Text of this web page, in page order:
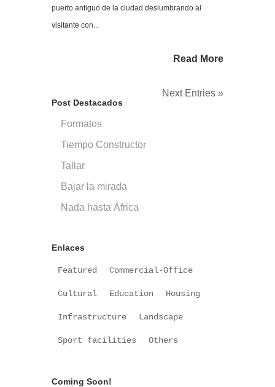
puerto antiguo de la ciudad deslumbrando al
visitante con...
Read More
Next Entries »
Post Destacados
Formatos
Tiempo Constructor
Tallar
Bajar la mirada
Nada hasta África
Enlaces
Featured Commercial-Office
Cultural Education Housing
Infrastructure Landscape
Sport facilities Others
Coming Soon!